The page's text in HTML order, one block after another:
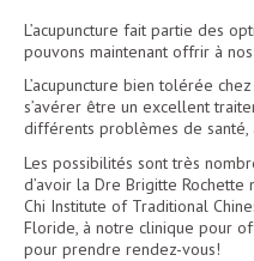
L’acupuncture fait partie des
pouvons maintenant offrir à
L’acupuncture bien tolérée
s’avérer être un excellent
différents problèmes de santé,
Les possibilités sont très
d’avoir la Dre Brigitte
Chi Institute of Traditional
Floride, à notre clinique pour
pour prendre rendez-vous!